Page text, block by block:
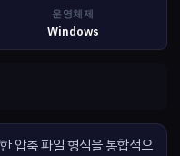
운영체제
Windows
축 파일 형식을 통합적으